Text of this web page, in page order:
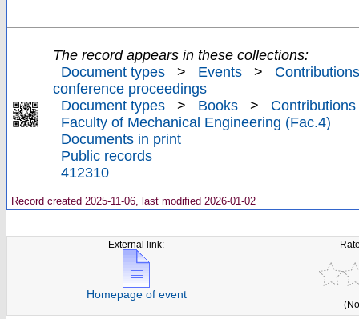
The record appears in these collections:
Document types
> Events >
conference proceedings
Document types
> Books >
Faculty of Mechanical Engineering (Fac.4)
Documents in print
Public records
412310
Record created 2025-11-06, last modified 2026-01-02
External link:
Homepage of event